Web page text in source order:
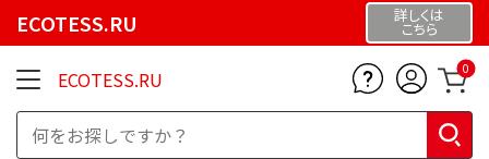
ECOTESS.RU 詳しくは
こちら
ECOTESS.RU 0